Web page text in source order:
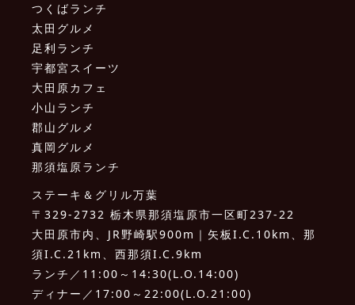
つくばランチ
太田グルメ
足利ランチ
宇都宮スイーツ
大田原カフェ
小山ランチ
郡山グルメ
真岡グルメ
那須塩原ランチ
ステーキ＆グリル万葉
〒329-2732 栃木県那須塩原市一区町237-22
大田原市内、JR野崎駅900m｜矢板I.C.10km、那
須I.C.21km、西那須I.C.9km
ランチ／11:00～14:30(L.O.14:00)
ディナー／17:00～22:00(L.O.21:00)